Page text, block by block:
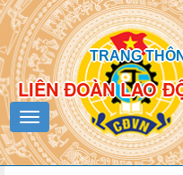
TRANG
LIÊN ĐOÀN LAO